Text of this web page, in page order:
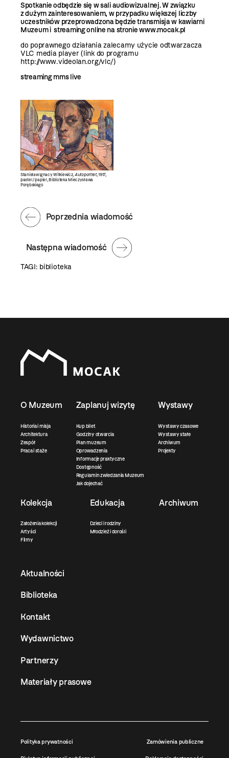
Spotkanie odbędzie się w sali audiowizualnej. W związku
z dużym zainteresowaniem, w przypadku większej liczby
uczestników przeprowadzona będzie transmisja w kawiarni
Muzeum i streaming online na stroniewww.mocak.pl
do poprawnego działania zalecamy użycie odtwarzacza
VLC media player (link do programu
http://www.videolan.org/vlc/)
streaming mms live
Stanisław Ignacy Witkiewicz, Autoportret, 1917,
pastel / papier, Biblioteka Mieczysława
Porębskiego
Następna wiadomość
Poprzednia wiadomość
TAGI: biblioteka
O Muzeum
Historia i misja
Architektura
Zespół
Praca i staże
Zaplanuj wizytę
Kup bilet
Godziny otwarcia
Plan muzeum
Oprowadzenia
Informacje praktyczne
Dostępność
Regulamin zwiedzania Muzeum
Jak dojechać
Wystawy
Wystawy czasowe
Wystawy stałe
Archiwum
Projekty
Kolekcja
Założenia kolekcji
Artyści
Filmy
Edukacja
Dzieci i rodziny
Młodzież i dorośli
Archiwum
Aktualności
Biblioteka
Kontakt
Wydawnictwo
Partnerzy
Materiały prasowe
Polityka prywatności Zamówienia publiczne